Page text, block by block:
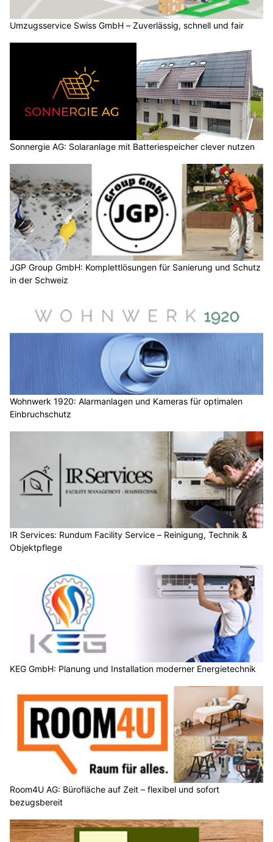
Umzugsservice Swiss GmbH – Zuverlässig, schnell und fair
Sonnergie AG: Solaranlage mit Batteriespeicher clever nutzen
JGP Group GmbH: Komplettlösungen für Sanierung und Schutz
in der Schweiz
Wohnwerk 1920: Alarmanlagen und Kameras für optimalen
Einbruchschutz
IR Services: Rundum Facility Service – Reinigung, Technik &
Objektpflege
KEG GmbH: Planung und Installation moderner Energietechnik
Room4U AG: Bürofläche auf Zeit – flexibel und sofort
bezugsbereit